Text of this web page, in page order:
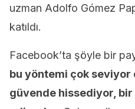
uzman Adolfo Gómez
katıldı.
Facebook’ta şöyle bir
bu yöntemi çok seviyor
güvende hissediyor,